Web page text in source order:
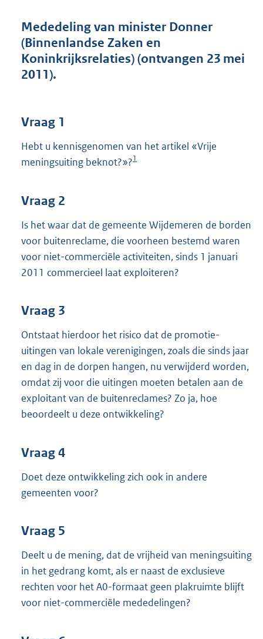
:
4
1
Mededeling van minister Donner
(Binnenlandse Zaken en
Koninkrijksrelaties) (ontvangen 23 mei
2011).
Vraag 1
Hebt u kennisgenomen van het artikel «Vrije
meningsuiting beknot?»?1
Vraag 2
Is het waar dat de gemeente Wijdemeren de borden
voor buitenreclame, die voorheen bestemd waren
voor niet-commerciële activiteiten, sinds 1 januari
2011 commercieel laat exploiteren?
Vraag 3
Ontstaat hierdoor het risico dat de promotie-
uitingen van lokale verenigingen, zoals die sinds jaar
en dag in de dorpen hangen, nu verwijderd worden,
omdat zij voor die uitingen moeten betalen aan de
exploitant van de buitenreclames? Zo ja, hoe
beoordeelt u deze ontwikkeling?
Vraag 4
Doet deze ontwikkeling zich ook in andere
gemeenten voor?
Vraag 5
Deelt u de mening, dat de vrijheid van meningsuiting
in het gedrang komt, als er naast de exclusieve
rechten voor het A0-formaat geen plakruimte blijft
voor niet-commerciële mededelingen?